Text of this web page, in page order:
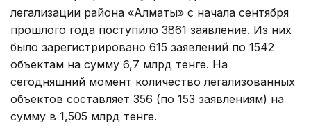
легализации района «Алматы» с начала сентября
прошлого года поступило 3861 заявление. Из них
было зарегистрировано 615 заявлений по 1542
объектам на сумму 6,7 млрд тенге. На
сегодняшний момент количество легализованных
объектов составляет 356 (по 153 заявлениям) на
сумму в 1,505 млрд тенге.